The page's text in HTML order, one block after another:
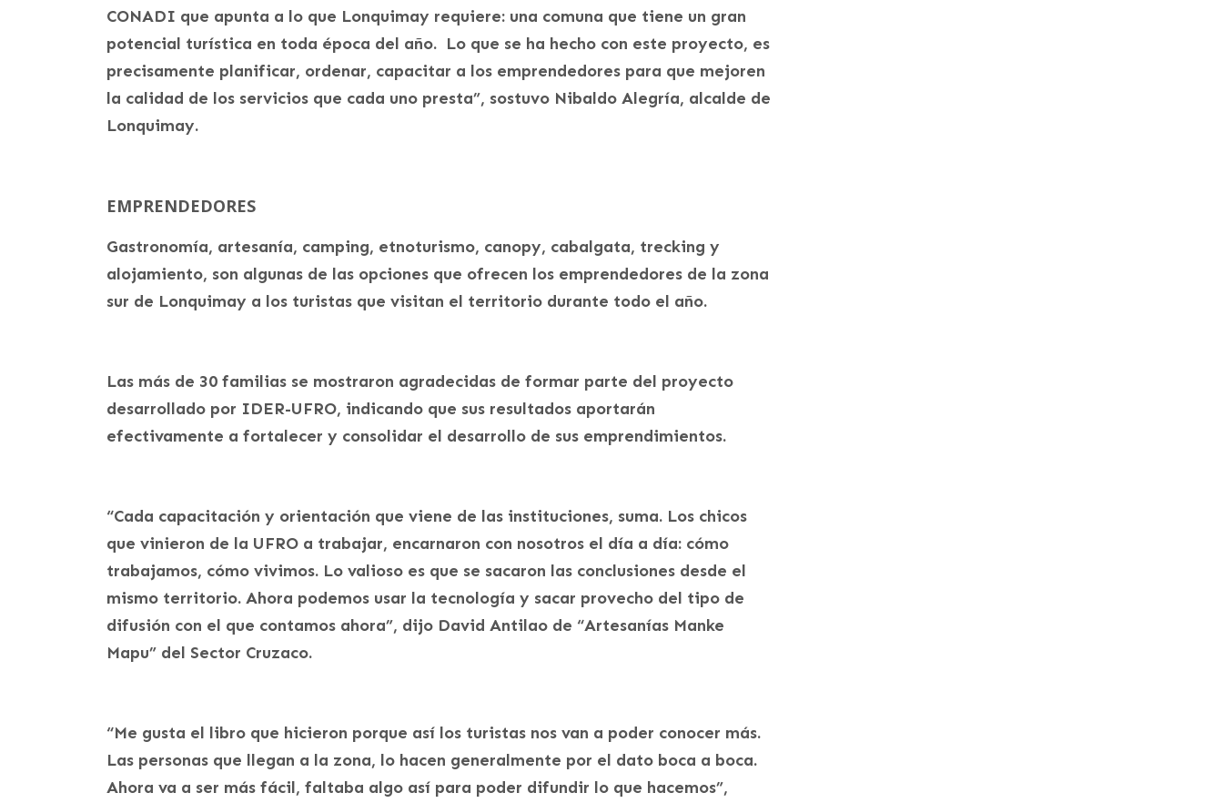
CONADI que apunta a lo que Lonquimay requiere: una comuna que tiene un gran
potencial turística en toda época del año. Lo que se ha hecho con este proyecto, es
precisamente planificar, ordenar, capacitar a los emprendedores para que mejoren
la calidad de los servicios que cada uno presta”, sostuvo Nibaldo Alegría, alcalde de
Lonquimay.
EMPRENDEDORES
Gastronomía, artesanía, camping, etnoturismo, canopy, cabalgata, trecking y
alojamiento, son algunas de las opciones que ofrecen los emprendedores de la zona
sur de Lonquimay a los turistas que visitan el territorio durante todo el año.
Las más de 30 familias se mostraron agradecidas de formar parte del proyecto
desarrollado por IDER-UFRO, indicando que sus resultados aportarán
efectivamente a fortalecer y consolidar el desarrollo de sus emprendimientos.
“Cada capacitación y orientación que viene de las instituciones, suma. Los chicos
que vinieron de la UFRO a trabajar, encarnaron con nosotros el día a día: cómo
trabajamos, cómo vivimos. Lo valioso es que se sacaron las conclusiones desde el
mismo territorio. Ahora podemos usar la tecnología y sacar provecho del tipo de
difusión con el que contamos ahora”, dijo David Antilao de “Artesanías Manke
Mapu” del Sector Cruzaco.
“Me gusta el libro que hicieron porque así los turistas nos van a poder conocer más.
Las personas que llegan a la zona, lo hacen generalmente por el dato boca a boca.
Ahora va a ser más fácil, faltaba algo así para poder difundir lo que hacemos”,